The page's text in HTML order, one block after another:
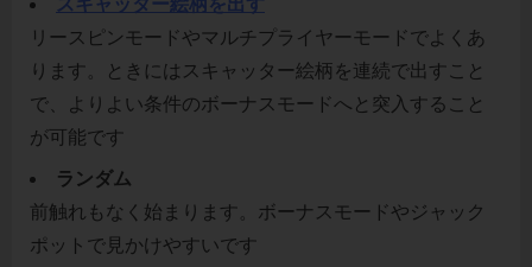
リースピンモードやマルチプライヤーモードでよくあ
ります。ときにはスキャッター絵柄を連続で出すこと
で、よりよい条件のボーナスモードへと突入すること
が可能です
ランダム
前触れもなく始まります。ボーナスモードやジャック
ポットで見かけやすいです